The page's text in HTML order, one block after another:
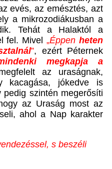
evés, az emésztés, azt
a mikrozodiákusban a
Tehát a Halaktól a
fel. Mivel„Éppen heten
”, ezért Péternek
megkapja a
az uraságnak,
kacagása, jókedve is
szintén megerősíti
az Uraság most az
ahol a Nap karakter
s beszéli